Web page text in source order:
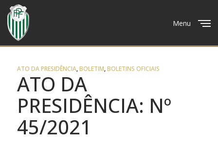
Menu
ATO DA PRESIDÊNCIA,BOLETIM,BOLETINS OFICIAIS
ATO DA
PRESIDÊNCIA: Nº
45/2021